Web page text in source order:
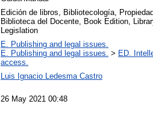
Edición de libros, Bibliotecología,
Biblioteca del Docente, Book Edition,
Legislation
E. Publishing and legal issues.
E. Publishing and legal issues. > ED.
access.
Luis Ignacio Ledesma Castro
26 May 2021 00:48